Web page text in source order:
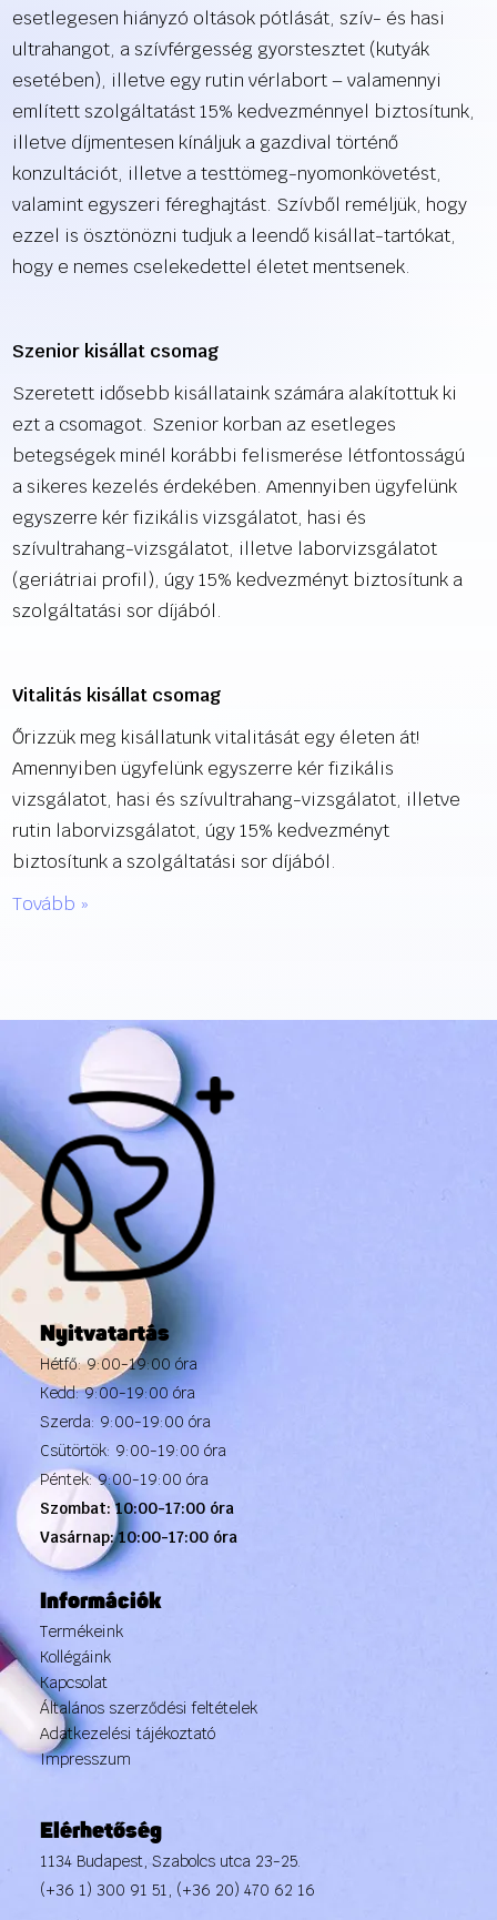
esetlegesen hiányzó oltások pótlását, szív- és hasi
ultrahangot, a szívférgesség gyorstesztet (kutyák
esetében), illetve egy rutin vérlabort – valamennyi
említett szolgáltatást 15% kedvezménnyel biztosítunk,
illetve díjmentesen kínáljuk a gazdival történő
konzultációt, illetve a testtömeg-nyomonkövetést,
valamint egyszeri féreghajtást. Szívből reméljük, hogy
ezzel is ösztönözni tudjuk a leendő kisállat-tartókat,
hogy e nemes cselekedettel életet mentsenek.
Szenior kisállat csomag
Szeretett idősebb kisállataink számára alakítottuk ki
ezt a csomagot. Szenior korban az esetleges
betegségek minél korábbi felismerése létfontosságú
a sikeres kezelés érdekében. Amennyiben ügyfelünk
egyszerre kér fizikális vizsgálatot, hasi és
szívultrahang-vizsgálatot, illetve laborvizsgálatot
(geriátriai profil), úgy 15% kedvezményt biztosítunk a
szolgáltatási sor díjából.
Vitalitás kisállat csomag
Őrizzük meg kisállatunk vitalitását egy életen át!
Amennyiben ügyfelünk egyszerre kér fizikális
vizsgálatot, hasi és szívultrahang-vizsgálatot, illetve
rutin laborvizsgálatot, úgy 15% kedvezményt
biztosítunk a szolgáltatási sor díjából.
Tovább »
Nyitvatartás
Hétfő: 9:00-19:00 óra
Kedd: 9:00-19:00 óra
Szerda: 9:00-19:00 óra
Csütörtök: 9:00-19:00 óra
Péntek: 9:00-19:00 óra
Szombat: 10:00-17:00 óra
Vasárnap: 10:00-17:00 óra
Információk
Termékeink
Kollégáink
Kapcsolat
Általános szerződési feltételek
Adatkezelési tájékoztató
Impresszum
Elérhetőség
1134 Budapest, Szabolcs utca 23-25.
(+36 1) 300 91 51, (+36 20) 470 62 16